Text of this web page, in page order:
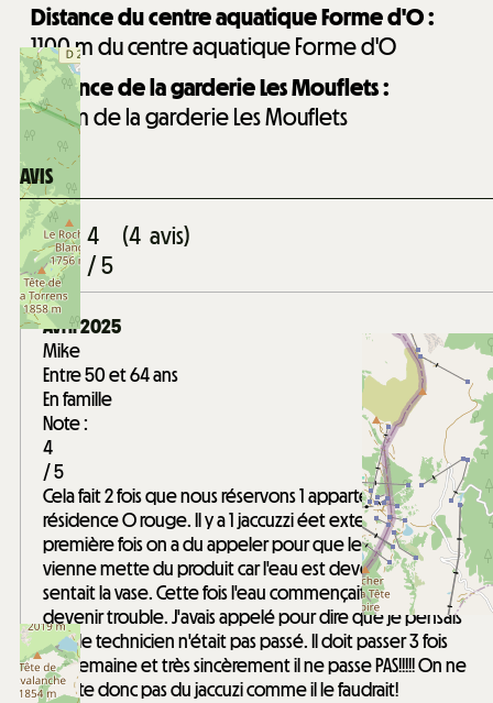
Distance du centre aquatique Forme d'O :
1100m du centre aquatique Forme d'O
Distance de la garderie Les Mouflets :
750m de la garderie Les Mouflets
AVIS
Note : 4
/ 5
(4 avis)
Avril 2025
Mike
Entre 50 et 64 ans
En famille
Note :
4
/ 5
Cela fait 2 fois que nous réservons 1 appartement à la
résidence O rouge. Il y a 1 jaccuzzi éet exterieur et la
première fois on a du appeler pour que le technicien
vienne mette du produit car l'eau est devenue verte et
sentait la vase. Cette fois l'eau commençait aussi à
devenir trouble. J'avais appelé pour dire que je pensais
que le technicien n'était pas passé. Il doit passer 3 fois
par semaine et très sincèrement il ne passe PAS!!!!! On ne
profite donc pas du jaccuzi comme il le faudrait!